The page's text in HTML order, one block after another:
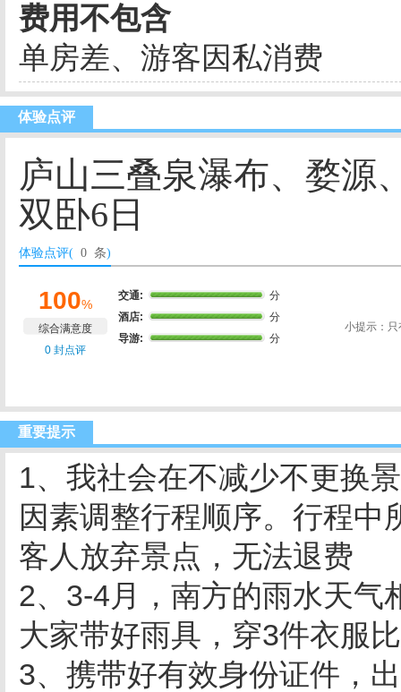
费用不包含
单房差、游客因私消费
体验点评
庐山三叠泉瀑布、婺源
双卧6日
体验点评( 0 条)
100%
综合满意度
0 封点评
交通:
分
酒店:
分
导游:
分
小提示：
重要提示
1、我社会在不减少不更换
因素调整行程顺序。行程
客人放弃景点，无法退费
2、3-4月，南方的雨水天气
大家带好雨具，穿3件衣服
3、携带好有效身份证件，